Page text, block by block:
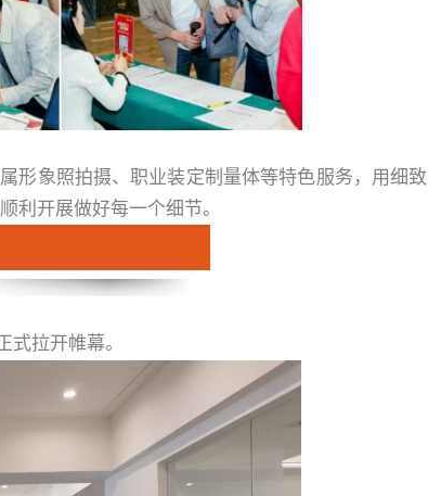
形象照拍摄、职业装定制量体等特色服务，用细致
利开展做好每一个细节。
拉开帷幕。